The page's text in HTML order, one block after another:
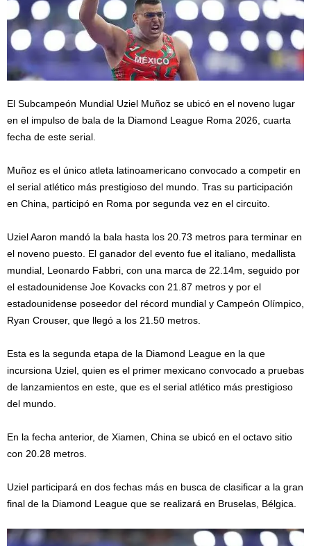
El Subcampeón Mundial Uziel Muñoz se ubicó en el noveno lugar
en el impulso de bala de la Diamond League Roma 2026, cuarta
fecha de este serial.
Muñoz es el único atleta latinoamericano convocado a competir en
el serial atlético más prestigioso del mundo. Tras su participación
en China, participó en Roma por segunda vez en el circuito.
Uziel Aaron mandó la bala hasta los 20.73 metros para terminar en
el noveno puesto. El ganador del evento fue el italiano, medallista
mundial, Leonardo Fabbri, con una marca de 22.14m, seguido por
el estadounidense Joe Kovacks con 21.87 metros y por el
estadounidense poseedor del récord mundial y Campeón Olímpico,
Ryan Crouser, que llegó a los 21.50 metros.
Esta es la segunda etapa de la Diamond League en la que
incursiona Uziel, quien es el primer mexicano convocado a pruebas
de lanzamientos en este, que es el serial atlético más prestigioso
del mundo.
En la fecha anterior, de Xiamen, China se ubicó en el octavo sitio
con 20.28 metros.
Uziel participará en dos fechas más en busca de clasificar a la gran
final de la Diamond League que se realizará en Bruselas, Bélgica.